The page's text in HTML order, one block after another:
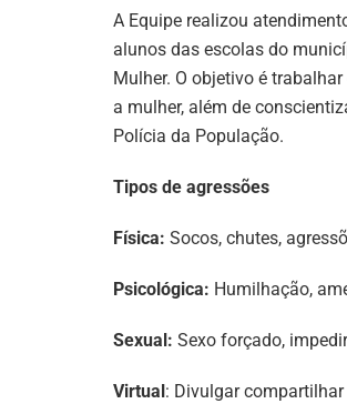
A Equipe realizou
alunos das escolas do
Mulher. O objetivo é
a mulher, além de
Polícia da População.
Tipos de agressões
Física: Socos, chutes,
Psicológica: Humilhação,
Sexual: Sexo forçado,
Virtual : Divulgar